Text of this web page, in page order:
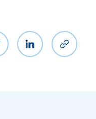
Jaa Twitterissä
Jaa